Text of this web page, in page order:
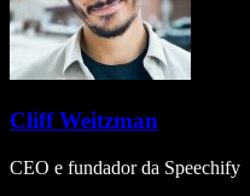
Cliff Weitzman
CEO e fundador da Speechify